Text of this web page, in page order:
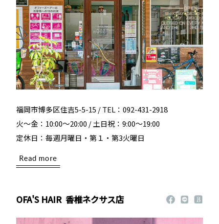
福岡市博多区住吉5-5-15 / TEL：092-431-2918
火～金：10:00～20:00 / 土日祝：9:00～19:00
定休日：毎週月曜日・第１・第3火曜日
Read more
OFA'S HAIR 香椎ネクサス店